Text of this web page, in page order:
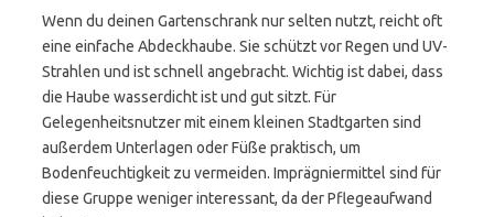
Wenn du deinen Gartenschrank nur selten nutzt, reicht oft
eine einfache Abdeckhaube. Sie schützt vor Regen und UV-
Strahlen und ist schnell angebracht. Wichtig ist dabei, dass
die Haube wasserdicht ist und gut sitzt. Für
Gelegenheitsnutzer mit einem kleinen Stadtgarten sind
außerdem Unterlagen oder Füße praktisch, um
Bodenfeuchtigkeit zu vermeiden. Imprägniermittel sind für
diese Gruppe weniger interessant, da der Pflegeaufwand